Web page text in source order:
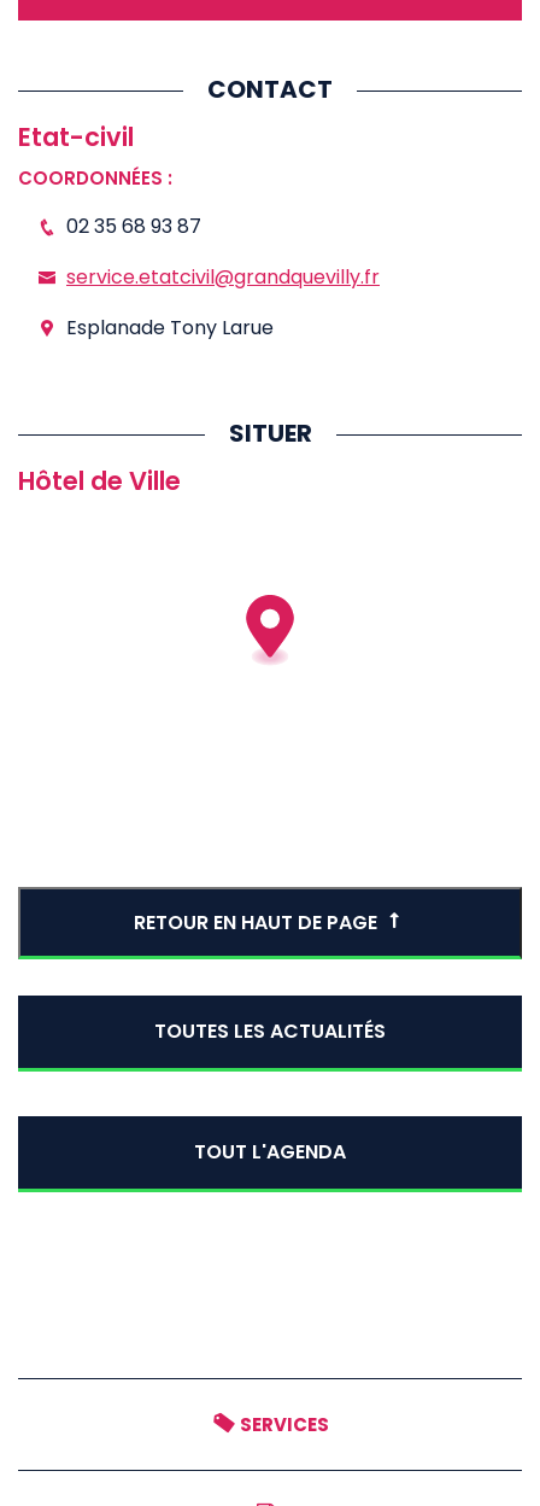
CONTACT
Etat-civil
COORDONNÉES :
02 35 68 93 87
service.etatcivil@grandquevilly.fr
Esplanade Tony Larue
SITUER
Hôtel de Ville
RETOUR EN HAUT DE PAGE
TOUTES LES ACTUALITÉS
TOUT L'AGENDA
SERVICES